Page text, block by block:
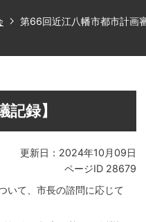
第66回近江八幡市都市計画
録】
更新日：2024年10月09日
ページID 28679
いて、市長の諮問に応じて